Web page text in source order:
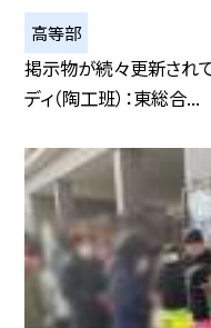
高等部
掲示物が続々更新されて
ディ（陶工班）：東総合...